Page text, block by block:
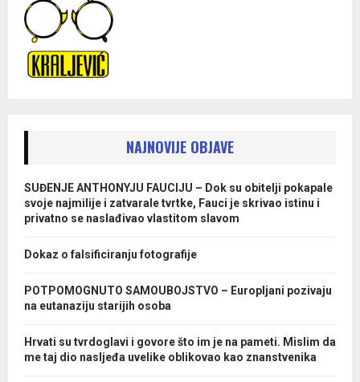
NAJNOVIJE OBJAVE
SUĐENJE ANTHONYJU FAUCIJU – Dok su obitelji pokapale
svoje najmilije i zatvarale tvrtke, Fauci je skrivao istinu i
privatno se naslađivao vlastitom slavom
Dokaz o falsificiranju fotografije
POTPOMOGNUTO SAMOUBOJSTVO – Europljani pozivaju
na eutanaziju starijih osoba
Hrvati su tvrdoglavi i govore što im je na pameti. Mislim da
me taj dio nasljeđa uvelike oblikovao kao znanstvenika